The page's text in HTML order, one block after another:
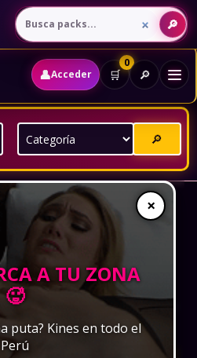
👤Acceder 🛒
0
🔎
🔎
Batallanos y
Live Hot: ¿Te
mi culo?
11 de diciembre de 2024
de lectura
×
A TU ZONA
🥵
puta? Kines en todo el
Perú